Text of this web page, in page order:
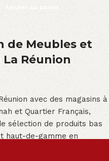
Ajouter au panier
de Meubles et
Réunion
avec des magasins à
et Quartier Français,
sélection de produits bas
haut-de-gamme en